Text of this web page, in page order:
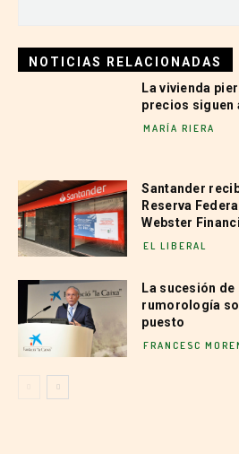
NOTICIAS RELACIONADAS
La vivienda
precios siguen
MARÍA RIERA
Santander
Reserva
Webster
EL LIBERAL
La sucesión de
rumorología
puesto
FRANCESC